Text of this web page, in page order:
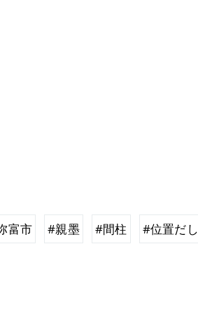
富市 #親墨 #間柱 #位置だし